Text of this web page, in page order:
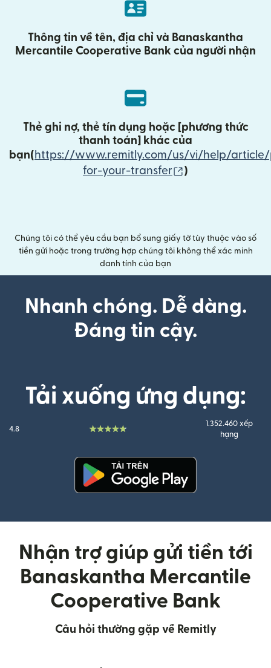
Thông tin về tên, địa chỉ và Banaskantha
Mercantile Cooperative Bank của người nhận
Thẻ ghi nợ, thẻ tín dụng hoặc [phương thức
thanh toán] khác của
bạn( https://www.remitly.com/us/vi/help/
for-your-transfer
(mở trong cửa
)
Chúng tôi có thể yêu cầu bạn bổ sung giấy tờ tùy thuộc vào số
tiền gửi hoặc trong trường hợp chúng tôi không thể xác minh
danh tính của bạn
Nhanh chóng. Dễ dàng.
Đáng tin cậy.
Tải xuống ứng dụng:
4.8
1.352.460 xếp
hạng
Nhận trợ giúp gửi tiền tới
Banaskantha Mercantile
Cooperative Bank
Câu hỏi thường gặp về Remitly